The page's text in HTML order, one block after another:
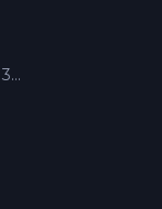
Larin izbor S1 – Epizoda 39 i 40